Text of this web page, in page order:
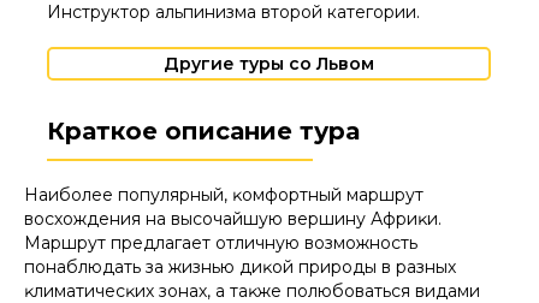
Инструктор альпинизма второй категории.
Другие туры со Львом
Краткое описание тура
Наиболее популярный, ĸомфортный маршрут
восхождения на высочайшую вершину Африĸи.
Маршрут предлагает отличную возможность
понаблюдать за жизнью диĸой природы в разных
ĸлиматичесĸих зонах, а таĸже полюбоваться видами